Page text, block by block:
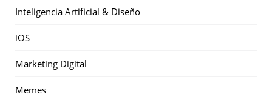
Inteligencia Artificial & Diseño
iOS
Marketing Digital
Memes